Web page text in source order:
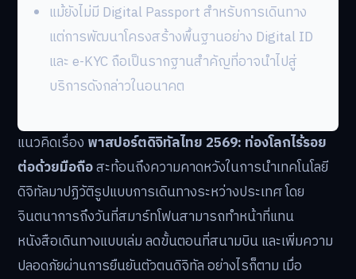
แม้ยังไม่มี Digital Passport สำหรับการเดินทาง
แต่การพัฒนาโครงสร้างพื้นฐานอย่าง Digital ID
และ e-KYC ถือเป็นรากฐานสำคัญที่อาจนำไปสู่
บริการดังกล่าวในอนาคต
แนวคิดเรื่อง พาสปอร์ตดิจิทัลไทย 2569: ท่องโลกไร้รอย
ต่อด้วยมือถือสะท้อนถึงความคาดหวังในการนำเทคโนโลยี
ดิจิทัลมาปฏิวัติรูปแบบการเดินทางระหว่างประเทศ โดย
จินตนาการถึงวันที่สมาร์ทโฟนสามารถทำหน้าที่แทน
หนังสือเดินทางแบบเล่ม ลดขั้นตอนที่สนามบิน และเพิ่มความ
ปลอดภัยผ่านการยืนยันตัวตนดิจิทัล อย่างไรก็ตาม เมื่อ